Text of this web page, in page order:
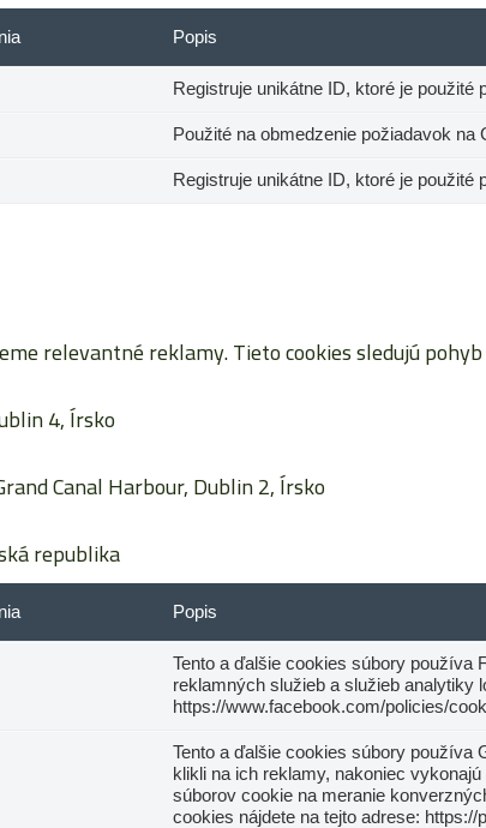
Popis
Registruje unikátne ID, ktoré je
Použité na obmedzenie požiadavok
Registruje unikátne ID, ktoré je
relevantné reklamy. Tieto cookies sledujú
4, Írsko
Canal Harbour, Dublin 2, Írsko
republika
Popis
Tento a ďalšie cookies súbory používa
reklamných služieb a služieb analytiky
https://www.facebook.com/policies/
Tento a ďalšie cookies súbory používa
klikli na ich reklamy, nakoniec
súborov cookie na meranie
cookies nájdete na tejto adrese: